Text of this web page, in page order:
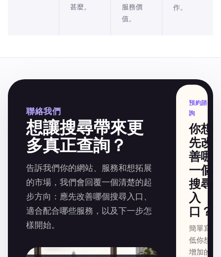
甚麼。
服務價
值。
作。
聯絡我們
想讓搜尋帶來更
多真正查詢？
告訴我們你的網站、服務和想拓展
的市場，我們會回覆一個清楚的起
步方向：應先改善哪個搜尋入口、
適合配合哪些服務，以及下一步怎
樣開始。
預約諮
詢
你想
先改
善哪
一個
搜尋
入
口？
簡單寫
低你想
增加的